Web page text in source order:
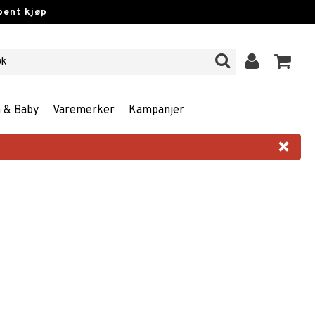
kjøp
Baby Varemerker Kampanjer
×